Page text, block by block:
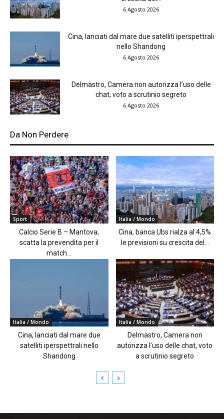
6 Agosto 2026
Cina, lanciati dal mare due satelliti iperspettrali
nello Shandong
6 Agosto 2026
Delmastro, Camera non autorizza l’uso delle
chat, voto a scrutinio segreto
6 Agosto 2026
Da Non Perdere
Sport
Calcio Serie B – Mantova,
scatta la prevendita per il
match...
Italia / Mondo
Cina, banca Ubs rialza al 4,5%
le previsioni su crescita del...
Italia / Mondo
Cina, lanciati dal mare due
satelliti iperspettrali nello
Shandong
Italia / Mondo
Delmastro, Camera non
autorizza l’uso delle chat, voto
a scrutinio segreto